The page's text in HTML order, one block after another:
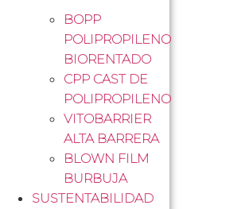
BOPP
POLIPROPILENO
BIORENTADO
CPP CAST DE
POLIPROPILENO
VITOBARRIER
ALTA BARRERA
BLOWN FILM
BURBUJA
SUSTENTABILIDAD